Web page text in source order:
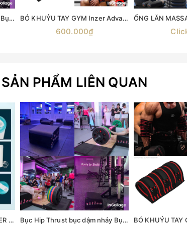
Bục Hip Thrust bục dậm nhảy Bục nhảy Aerobic Bục gỗ bật nhảy Ironwod Wooden Plyometric Box BÓ KHUỶU TAY GYM Inzer Advance Designs XT Đai Bó Khuỷu Tay Đai Bảo Vệ Khủy Tay Đệm bảo vệ khuỷu tay dành cho người chơi thể thao Băng bảo vệ khuỷu tay, đai đeo khuỷu tay thể thao, tập gym Xỏ Khuỷu Tay
600.000₫
SẢN PHẨM LIÊN QUAN
BÌNH LẮC THỂ THAO – SHAKER MYPROTEIN 600ML Bục Hip Thrust bục dậm nhảy Bục nhảy Aerobic Bục gỗ bật nhảy Ironwod Wooden Plyometric Box